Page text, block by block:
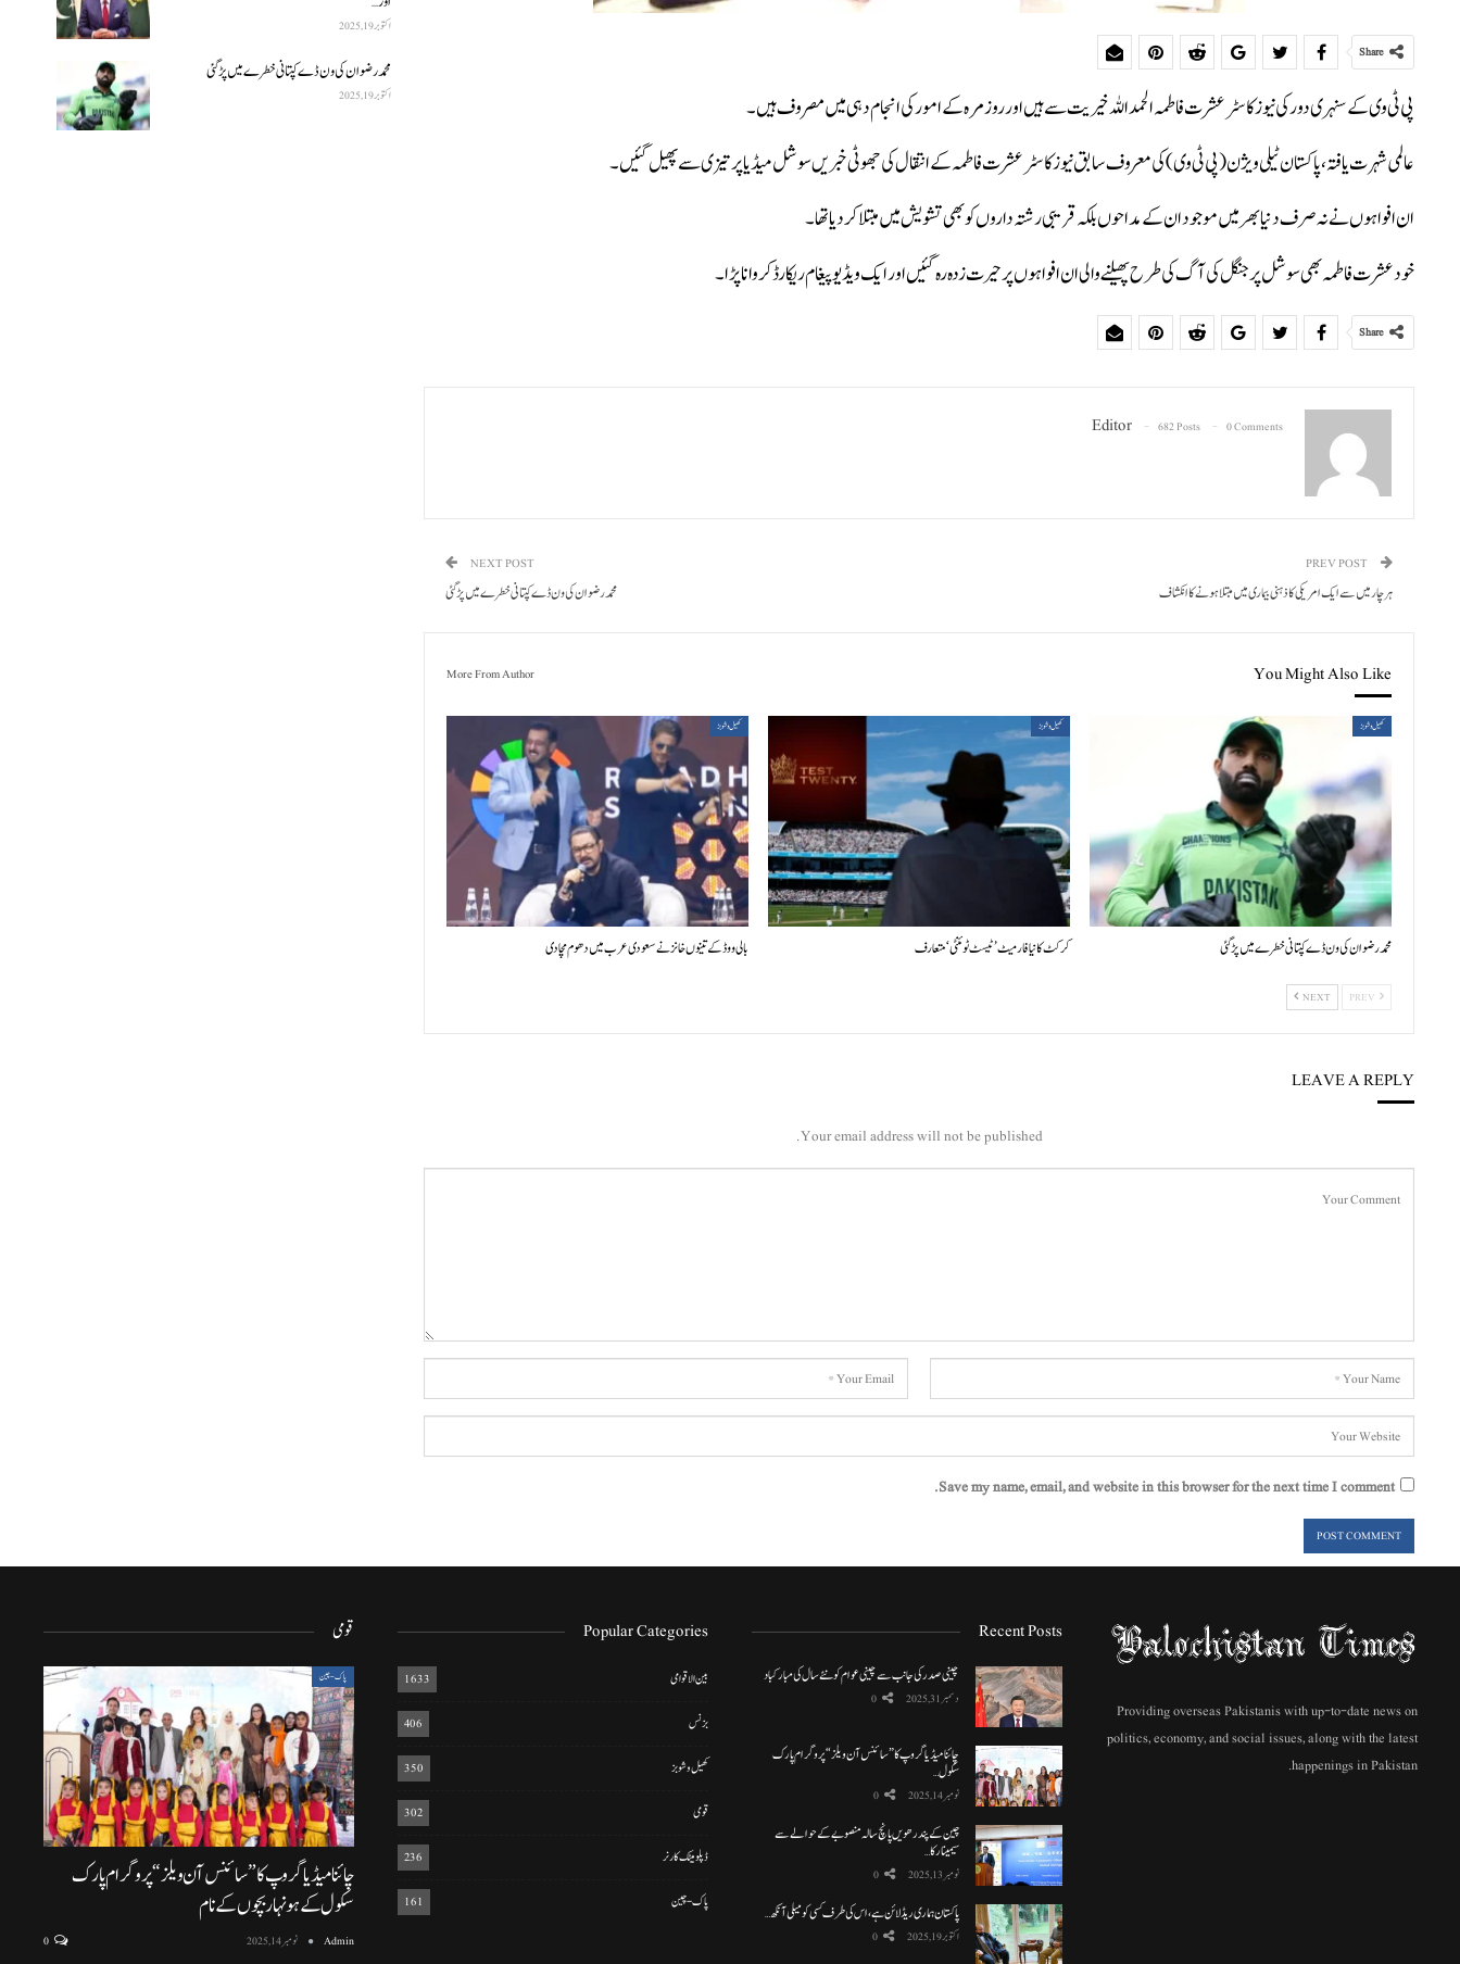
Share
پی ٹی وی کے سنہری دور کی نیوز کاسٹر عشرت فاطمہ الحمد اللہ خیریت سے ہیں اور روز مرہ کے امور کی انجام دہی میں مصروف ہیں۔
عالمی شہرت یافتہ، پاکستان ٹیلی ویژن (پی ٹی وی) کی معروف سابق نیوز کاسٹر عشرت فاطمہ کے انتقال کی جھوٹی خبریں سوشل میڈیا پر تیزی سے پھیل گئیں۔
ان افواہوں نے نہ صرف دنیا بھر میں موجود ان کے مداحوں بلکہ قریبی رشتہ داروں کو بھی تشویش میں مبتلا کردیا تھا۔
خود عشرت فاطمہ بھی سوشل پر جنگل کی آگ کی طرح پھیلنے والی ان افواہوں پر حیرت زدہ رہ گئیں اور ایک ویڈیو پیغام ریکارڈ کروانا پڑا۔
Share
Editor 682 Posts 0 Comments
ہر چار میں سے ایک امریکی کا ذہنی بیماری میں مبتلا ہونے کا انکشاف
NEXT POST
محمد رضوان کی ون ڈے کپتانی خطرے میں پڑ گئی
You Might Also Like
More From Author
کھیل و شوبز
محمد رضوان کی ون ڈے کپتانی خطرے میں پڑ گئی
کھیل و شوبز
کرکٹ کا نیا فارمیٹ ’ٹیسٹ ٹوئنٹی‘ متعارف
کھیل و شوبز
بالی ووڈ کے تینوں خانز نے سعودی عرب میں دھوم مچادی
NEXT
LEAVE A REPLY
Your email address will not be published.
Save my name, email, and website in this browser for the next time I comment.
اکتوبر 19, 2025
محمد رضوان کی ون ڈے کپتانی خطرے میں پڑ گئی
اکتوبر 19, 2025
Providing overseas Pakistanis with up-to-date news on
politics, economy, and social issues, along with the latest
happenings in Pakistan.
Recent Posts
چینی صدر کی جانب سے چینی عوام کو نئے سال کی مبارکباد
دسمبر 31, 2025
چائنا میڈیا گروپ کا ”سائنس آن ویلز“ پروگرام پارک
سکول…
نومبر 14, 2025
چین کے پندرھویں پانچ سالہ منصوبے کے حوالے سے
سیمینار کا…
نومبر 13, 2025
پاکستان ہماری ریڈ لائن ہے، اس کی طرف کسی کو میلی آنکھ…
اکتوبر 19, 2025
Popular Categories
بین الاقوامی 1633
بزنس 406
کھیل و شوبز 350
قومی 302
ڈپلومیٹک کارنر 236
پاک-چین 161
قومی
پاک-چین
چائنا میڈیا گروپ کا ”سائنس آن ویلز“ پروگرام پارک
سکول کے ہونہار بچوں کے نام
Admin نومبر 14, 2025 0